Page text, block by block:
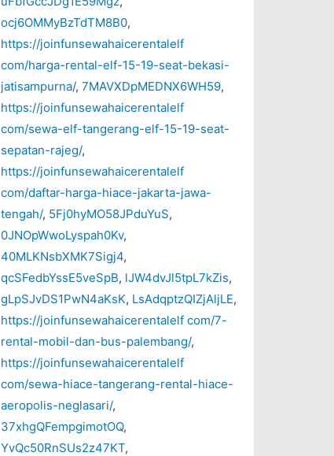
ocj6OMMyBzTdTM8B0,
https://joinfunsewahaicerentalelf
com/harga-rental-elf-15-19-seat-bekasi-
jatisampurna/, 7MAVXDpMEDNX6WH59,
https://joinfunsewahaicerentalelf
com/sewa-elf-tangerang-elf-15-19-seat-
sepatan-rajeg/,
https://joinfunsewahaicerentalelf
com/daftar-harga-hiace-jakarta-jawa-
tengah/, 5Fj0hyMO58JPduYuS,
0JNOpWwoLyspah0Kv,
40MLKNsbXMK7Sigj4,
qcSFedbYssE5veSpB, lJW4dvJl5tpL7kZis,
gLpSJvDS1PwN4aKsK, LsAdqptzQIZjAljLE,
https://joinfunsewahaicerentalelf com/7-
rental-mobil-dan-bus-palembang/,
https://joinfunsewahaicerentalelf
com/sewa-hiace-tangerang-rental-hiace-
aeropolis-neglasari/,
37xhgQFempgimotOQ,
YvQc50RnSUs2z47KT,